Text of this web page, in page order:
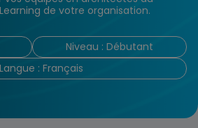
de votre organisation.
Niveau : Débutant
Langue : Français